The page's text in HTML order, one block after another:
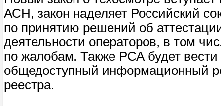
АСН, закон наделяет Российский
по принятию решений об
деятельности операторов, в том
по жалобам. Также РСА будет вести
общедоступный информационный
реестра.